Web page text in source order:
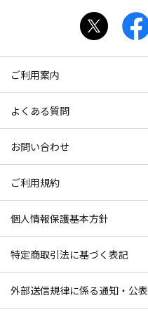
ご利用案内
よくある質問
お問い合わせ
ご利用規約
個人情報保護基本方針
特定商取引法に基づく表記
外部送信規律に係る通知・公表